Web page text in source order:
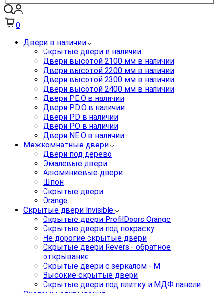
0
Двери в наличии
Скрытые двери в наличии
Двери высотой 2100 мм в наличии
Двери высотой 2200 мм в наличии
Двери высотой 2300 мм в наличии
Двери высотой 2400 мм в наличии
Двери PE.O в наличии
Двери PD.O в наличии
Двери PD в наличии
Двери P.O в наличии
Двери NE.O в наличии
Межкомнатные двери
Двери под дерево
Эмалевые двери
Алюминиевые двери
Шпон
Скрытые двери
Orange
Скрытые двери Invisible
Скрытые двери ProfilDoors Orange
Скрытые двери под покраску
Не дорогие скрытые двери
Скрытые двери Revers - обратное
открывание
Скрытые двери с зеркалом - M
Высокие скрытые двери
Скрытые двери под плитку и МДФ панели